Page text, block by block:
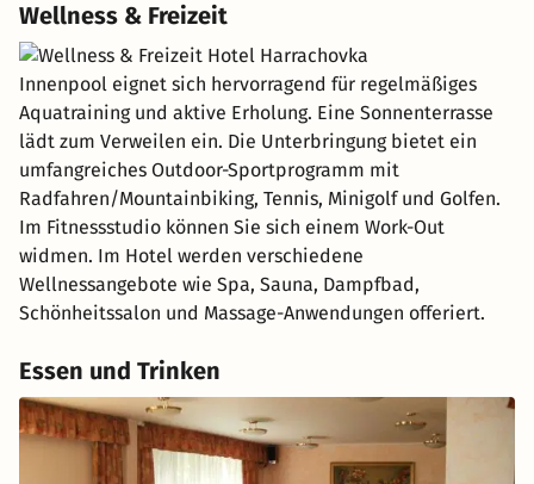
Wellness & Freizeit
Innenpool eignet sich hervorragend für regelmäßiges
Aquatraining und aktive Erholung. Eine Sonnenterrasse
lädt zum Verweilen ein. Die Unterbringung bietet ein
umfangreiches Outdoor-Sportprogramm mit
Radfahren/Mountainbiking, Tennis, Minigolf und Golfen.
Im Fitnessstudio können Sie sich einem Work-Out
widmen. Im Hotel werden verschiedene
Wellnessangebote wie Spa, Sauna, Dampfbad,
Schönheitssalon und Massage-Anwendungen offeriert.
Essen und Trinken